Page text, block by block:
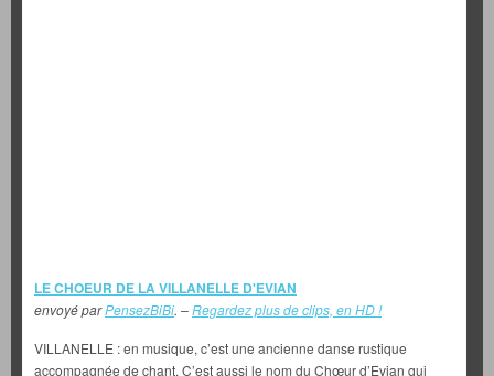
LE CHOEUR DE LA VILLANELLE D'EVIAN
envoyé parPensezBiBi. –Regardez plus de clips, en HD !
VILLANELLE : en musique, c’est une ancienne danse rustique
accompagnée de chant. C’est aussi le nom du Chœur d’Evian qui